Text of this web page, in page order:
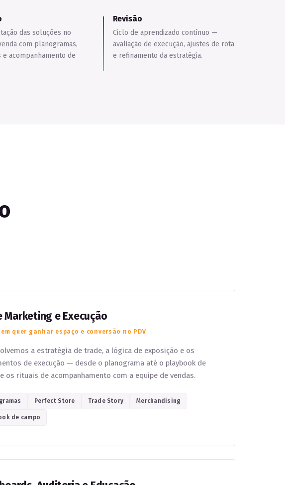
das soluções no
com planogramas,
acompanhamento de
Revisão
Ciclo de aprendizado contínuo —
avaliação de execução, ajustes de rota
e refinamento da estratégia.
Marketing e Execução
quer ganhar espaço e conversão no PDV
a estratégia de trade, a lógica de exposição e os
de execução — desde o planograma até o playbook de
os rituais de acompanhamento com a equipe de vendas.
Perfect Store Trade Story Merchandising
de campo